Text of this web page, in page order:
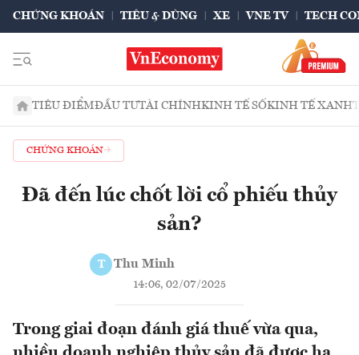
CHỨNG KHOÁN TIÊU & DÙNG XE VNE TV TECH
TIÊU ĐIỂMĐẦU TƯTÀI CHÍNHKINH TẾ SỐKINH TẾ XANH
CHỨNG KHOÁN
Đã đến lúc chốt lời cổ phiếu thủy
sản?
T Thu Minh
14:06, 02/07/2025
Trong giai đoạn đánh giá thuế vừa qua,